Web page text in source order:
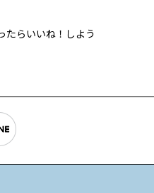
たらいいね！しよう